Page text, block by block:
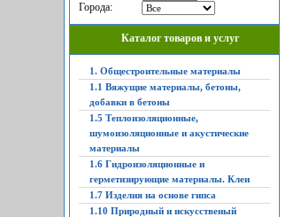
Города:
Каталог товаров и услуг
1. Общестроительные материалы
1.1 Вяжущие материалы, бетоны,
добавки в бетоны
1.5 Теплоизоляционные,
шумоизоляционные и акустические
материалы
1.6 Гидроизоляционные и
герметизирующие материалы. Клеи
1.7 Изделия на основе гипса
1.10 Природный и искусственый